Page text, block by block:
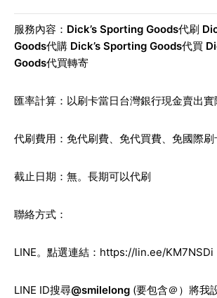
服務內容： Dick’s Sporting Goods代刷
Goods代購 Dick’s Sporting Goods代買
Goods代買轉寄
匯率計算：以刷卡當日台灣銀行現金賣出實
代刷費用：免代刷費、免代買費、免國際刷
截止日期：無。長期可以代刷
聯絡方式：
LINE。點選連結： https://lin.ee/KM7NSDi
LINE ID搜尋@smilelong (要包含＠）將我